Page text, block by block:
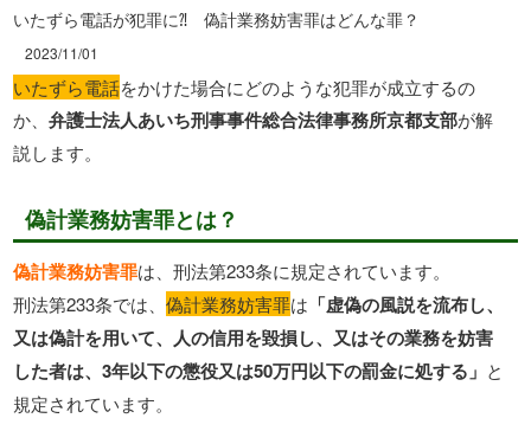
いたずら電話が犯罪に⁈ 偽計業務妨害罪はどんな罪？
2023/11/01
いたずら電話をかけた場合にどのような犯罪が成立するの
か、弁護士法人あいち刑事事件総合法律事務所京都支部が解
説します。
偽計業務妨害罪とは？
偽計業務妨害罪は、刑法第233条に規定されています。
刑法第233条では、偽計業務妨害罪は 「虚偽の風説を流布し、
又は偽計を用いて、人の信用を毀損し、又はその業務を妨害
した者は、3年以下の懲役又は50万円以下の罰金に処する」 と
規定されています。